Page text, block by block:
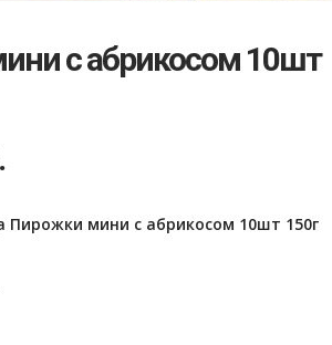
с абрикосом 10шт
Пирожки мини с абрикосом 10шт 150г